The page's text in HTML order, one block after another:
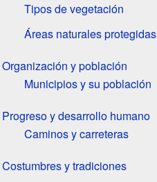
Tipos de vegetación
Áreas naturales protegidas
Organización y población
Municipios y su población
Progreso y desarrollo humano
Caminos y carreteras
Costumbres y tradiciones